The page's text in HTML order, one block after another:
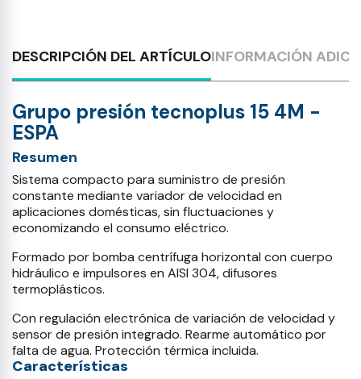
DESCRIPCIÓN DEL ARTÍCULOINFORMACIÓN
Grupo presión tecnoplus 15 4M -
ESPA
Resumen
Sistema compacto para suministro de presión
constante mediante variador de velocidad en
aplicaciones domésticas, sin fluctuaciones y
economizando el consumo eléctrico.
Formado por bomba centrífuga horizontal con cuerpo
hidráulico e impulsores en AISI 304, difusores
termoplásticos.
Con regulación electrónica de variación de velocidad y
sensor de presión integrado. Rearme automático por
falta de agua. Protección térmica incluida.
Características